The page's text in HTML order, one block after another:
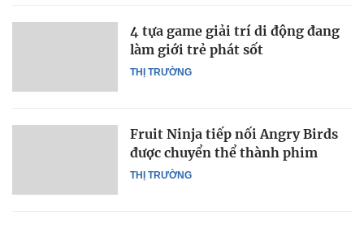
THỊ TRƯỜNG
4 tựa game giải trí di động đang
làm giới trẻ phát sốt
THỊ TRƯỜNG
Fruit Ninja tiếp nối Angry Birds
được chuyển thể thành phim